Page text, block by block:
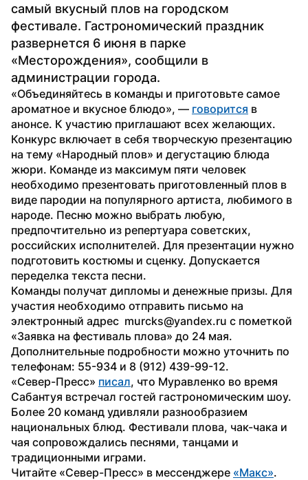
самый вкусный плов на городском
фестивале. Гастрономический праздник
развернется 6 июня в парке
«Месторождения», сообщили в
администрации города.
«Объединяйтесь в команды и приготовьте самое
ароматное и вкусное блюдо», — говорится в
анонсе. К участию приглашают всех желающих.
Конкурс включает в себя творческую презентацию
на тему «Народный плов» и дегустацию блюда
жюри. Команде из максимум пяти человек
необходимо презентовать приготовленный плов в
виде пародии на популярного артиста, любимого в
народе. Песню можно выбрать любую,
предпочтительно из репертуара советских,
российских исполнителей. Для презентации нужно
подготовить костюмы и сценку. Допускается
переделка текста песни.
Команды получат дипломы и денежные призы. Для
участия необходимо отправить письмо на
электронный адрес  murcks@yandex.ru с пометкой
«Заявка на фестиваль плова» до 24 мая.
Дополнительные подробности можно уточнить по
телефонам: 55-934 и 8 (912) 439-99-12.
«Север-Пресс» писал, что Муравленко во время
Сабантуя встречал гостей гастрономическим шоу.
Более 20 команд удивляли разнообразием
национальных блюд. Фестивали плова, чак-чака и
чая сопровождались песнями, танцами и
традиционными играми.
Читайте «Север-Пресс» в мессенджере «Макс».